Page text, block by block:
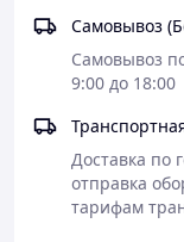
Трубы
Допустимая
Трубы
Самовывоз
9:00 до 18:00
Доставка по
отправка
тарифам